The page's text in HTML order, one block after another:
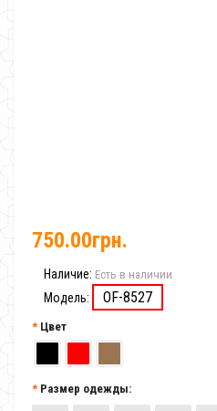
750.00грн.
Наличие: Есть в наличии
Модель: OF-8527
Цвет
Размер одежды: